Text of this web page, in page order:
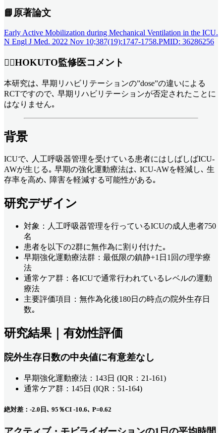
📘原著論文
Early Active Mobilization during Mechanical Ventilation in the ICU.
N Engl J Med. 2022 Nov 10;387(19):1747-1758.PMID: 36286256
👨‍⚕️HOKUTO監修医コメント
本研究は､ 早期リハビリテーションの”dose”の違いによる
RCTですので､ 早期リハビリテーションが否定されたことに
はなりません｡
背景
ICUで､ 人工呼吸器管理を受けている患者にはしばしばICU-
AWが生じる｡ 早期の強化運動療法は､ ICU-AWを軽減し､ 生
存率を高め､ 障害を軽減する可能性がある｡
研究デザイン
対象：人工呼吸器管理を行っているICUの成人患者750
名
患者を以下の2群に無作為に割り付けた｡
早期強化運動療法群：最低限の鎮静+1日1回の理学療
法
通常ケア群：各ICUで通常行われているレベルの運動
療法
主要評価項目：無作為化後180日の時点の院外生存日
数｡
研究結果｜有効性評価
院外生存日数の中央値に有意差なし
早期強化運動療法：143日 (IQR：21-161)
通常ケア群：145日 (IQR：51-164)
絶対差：-2.0日､ 95％CI -10.6､ P=0.62